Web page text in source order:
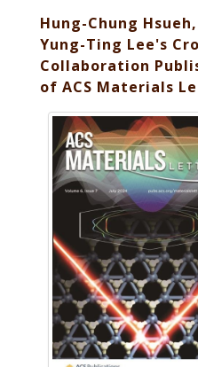
Hung-Chung
Yung-Ting Lee's
Collaboration
of ACS Materials